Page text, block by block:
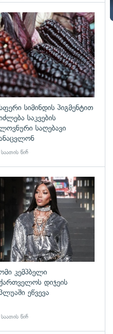
სიმინდის პიგმენტით
საკვების
საღებავი
წინ
კემპბელი
დიჯეის
ეწვევა
წინ